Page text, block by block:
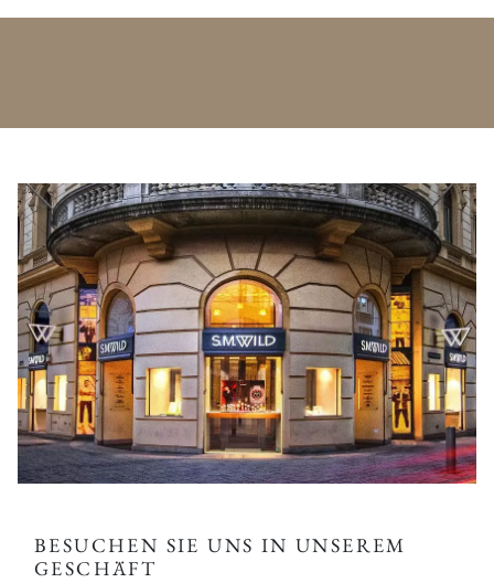
BESUCHEN SIE UNS IN UNSEREM
GESCHÄFT